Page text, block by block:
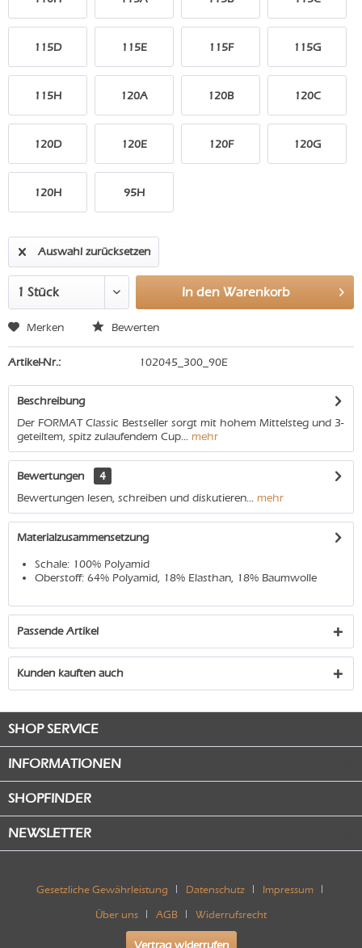
115D 115E 115F 115G
115H 120A 120B 120C
120D 120E 120F 120G
120H 95H
Auswahl zurücksetzen
In den Warenkorb
Merken Bewerten
Artikel-Nr.: 102045_300_90E
Beschreibung
Der FORMAT Classic Bestseller sorgt mit hohem Mittelsteg und 3-
geteiltem, spitz zulaufendem Cup... mehr
Bewertungen
4
Bewertungen lesen, schreiben und diskutieren... mehr
Materialzusammensetzung
Schale: 100% Polyamid
Oberstoff: 64% Polyamid, 18% Elasthan, 18% Baumwolle
Passende Artikel
Kunden kauften auch
SHOP SERVICE
INFORMATIONEN
SHOPFINDER
NEWSLETTER
Gesetzliche Gewährleistung Datenschutz Impressum
Über uns AGB Widerrufsrecht
Vertrag widerrufen